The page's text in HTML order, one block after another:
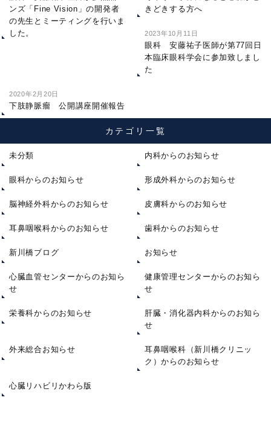
ンズ「Fine Vision」の開発者
の先生とミーティングを行いま
した。
きどきする方へ
2023年10月11日
眼科 安藤祐子医師が第77回日
本臨床眼科学会に参加致しまし
た
2020年2月20日
下肢静脈瘤 公開講座開催報告
カテゴリ一覧
未分類 内科からのお知らせ
眼科からのお知らせ 形成外科からのお知らせ
脳神経外科からのお知らせ 皮膚科からのお知らせ
耳鼻咽喉科からのお知らせ 歯科からのお知らせ
新川橋ブログ お知らせ
心臓血管センターからのお知ら
せ
健康管理センターからのお知ら
せ
栄養科からのお知らせ
肝臓・消化器内科からのお知ら
せ
外来総合お知らせ
耳鼻咽喉科（新川橋クリニッ
ク）からのお知らせ
心臓リハビリかわら版